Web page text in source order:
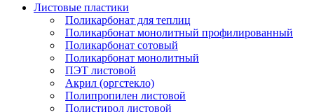
Листовые пластики
Поликарбонат для теплиц
Поликарбонат монолитный профилированный
Поликарбонат сотовый
Поликарбонат монолитный
ПЭТ листовой
Акрил (оргстекло)
Полипропилен листовой
Полистирол листовой